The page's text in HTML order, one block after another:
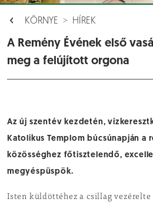
KÖRNYE HÍREK
A Remény Évének első
meg a felújított orgona
Az új szentév kezdetén,
Katolikus Templom búcsúnapján a
közösséghez főtisztelendő,
megyéspüspök.
Isten küldöttéhez a csillag vezérelte